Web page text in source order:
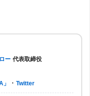
ー 代表取締役
・ Twitter